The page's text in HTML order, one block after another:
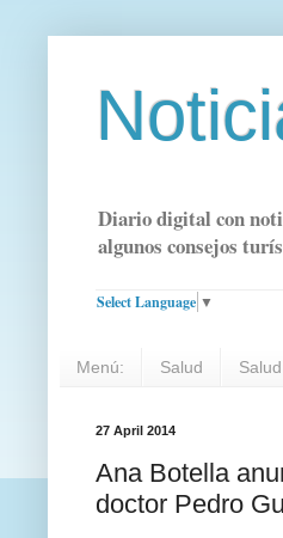
Diario digital con
algunos consejos
Select Language ▼
Menú: Salud
27 April 2014
Ana Botella
doctor Pedro